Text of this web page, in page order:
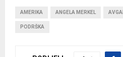
AMERIKA ANGELA MERKEL
PODRŠKA